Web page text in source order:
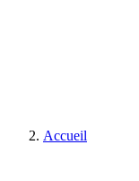
Accueil